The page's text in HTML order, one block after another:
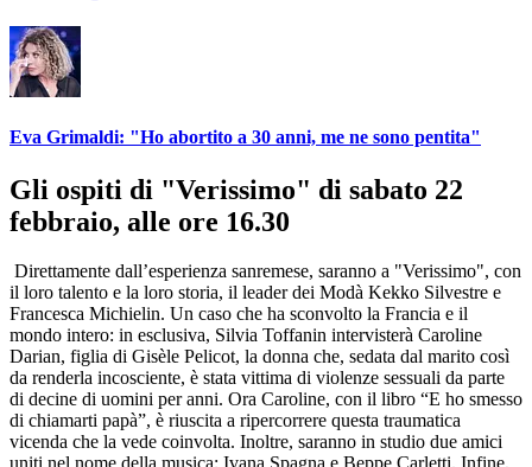
Eva Grimaldi: "Ho abortito a 30 anni, me ne sono pentita"
Gli ospiti di "Verissimo" di sabato 22
febbraio, alle ore 16.30
Direttamente dall’esperienza sanremese, saranno a "Verissimo", con
il loro talento e la loro storia, il leader dei Modà Kekko Silvestre e
Francesca Michielin. Un caso che ha sconvolto la Francia e il
mondo intero: in esclusiva, Silvia Toffanin intervisterà Caroline
Darian, figlia di Gisèle Pelicot, la donna che, sedata dal marito così
da renderla incosciente, è stata vittima di violenze sessuali da parte
di decine di uomini per anni. Ora Caroline, con il libro “E ho smesso
di chiamarti papà”, è riuscita a ripercorrere questa traumatica
vicenda che la vede coinvolta. Inoltre, saranno in studio due amici